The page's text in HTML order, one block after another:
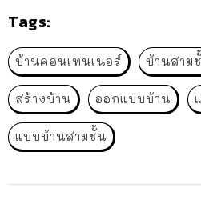
Tags:
บ้านคอนเทนเนอร์ บ้านสาม
สร้างบ้าน ออกแบบบ้าน
แบบบ้านสามชั้น